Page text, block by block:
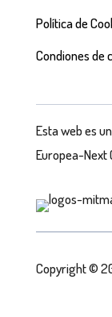
Política de
Condiones de
Esta web es
Europea-Next
Copyright ©